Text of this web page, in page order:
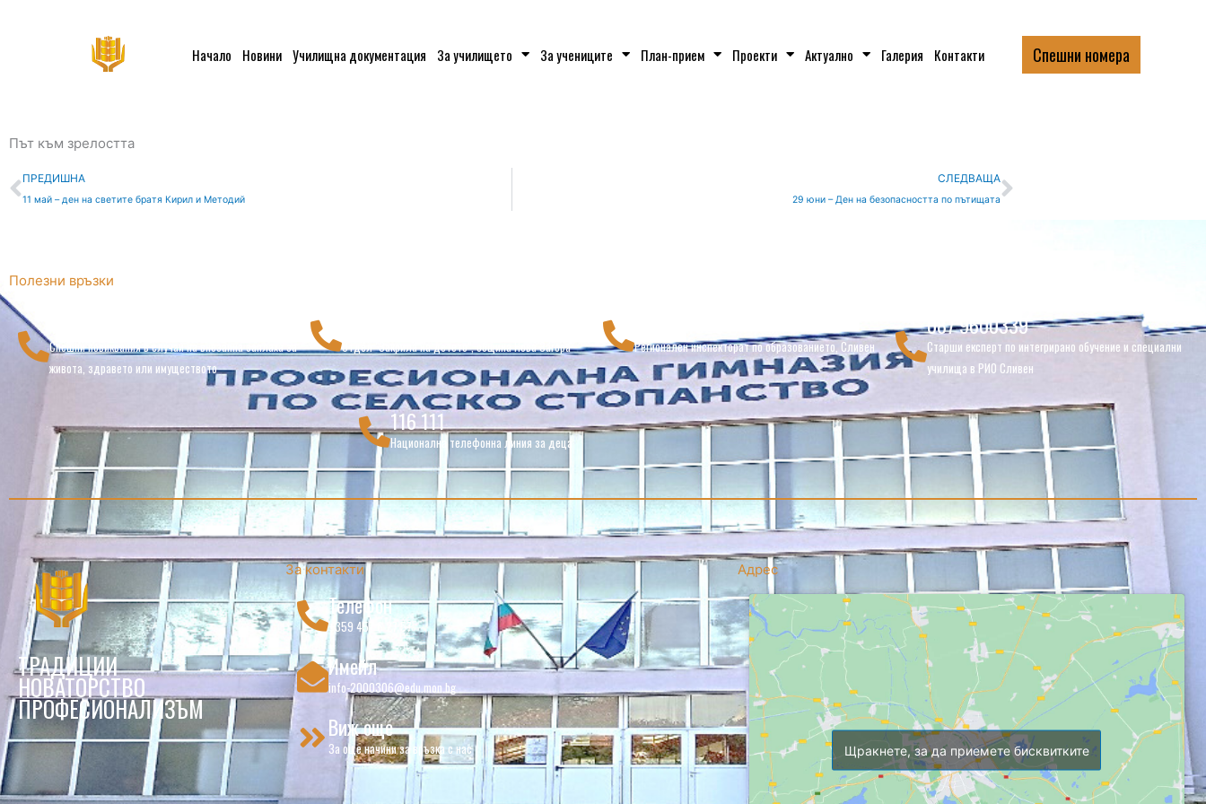
Начало Новини Училищна документация За училището За учениците План-прием Проекти Актуално Галерия Контакти Спешни номера
Път към зрелостта
Prev
ПРЕДИШНА
11 май – ден на светите братя Кирил и Методий
СЛЕДВАЩА
29 юни – Ден на безопасността по пътищата
Следваща
Полезни връзки
Спешни повиквания в случай на внезапна заплаха за
живота, здравето или имуществото
Отдел "Закрила на детето", община Нова Загора Регионален инспекторат по образованието, Сливен
087 9600339
Старши експерт по интегрирано обучение и специални
училища в РИО Сливен
116 111
Национална телефонна линия за деца
ТРАДИЦИИ
НОВАТОРСТВО
ПРОФЕСИОНАЛИЗЪМ
За контакти
Телефон
+359 457 6 27 57
Имейл
info-2000306@edu.mon.bg
Виж още
За още начини за връзка с нас
Адрес
Щракнете, за да приемете бисквитките